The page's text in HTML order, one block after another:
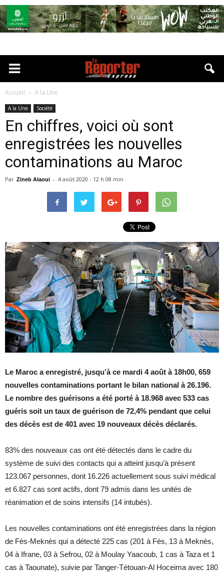
Accueil A la Une
A la Une Société
En chiffres, voici où sont
enregistrées les nouvelles
contaminations au Maroc
Par Zineb Alaoui - 4 août 2020 - 12 h 08 min
Le Maroc a enregistré, jusqu’à ce mardi 4 août à 18h00, 659
nouvelles contaminations portant le bilan national à 26.196.
Le nombre des guérisons a été porté à 18.968 avec 533 cas
guéris soit un taux de guérison de 72,4% pendant que celui
des décès est de 401 avec 19 nouveaux décès déclarés.
83% des nouveaux cas ont été détectés dans le cadre du
système de suivi des contacts qui a atteint jusqu’à présent
123.067 personnes, dont 16.226 actuellement sous suivi médical
et 6.827 cas sont actifs, dont 79 admis dans les unités de
réanimation et de soins intensifs (14 intubés).
Les nouvelles contaminations ont été enregistrées dans la région
de Fès-Meknès qui a détecté 225 cas (201 à Fès, 13 à Meknès,
04 à Ifrane, 03 à Sefrou, 02 à Moulay Yaacoub, 1 cas à Taza et 1
cas à Taounate), suivie par Tanger-Tétouan-Al Hoceima avec 180